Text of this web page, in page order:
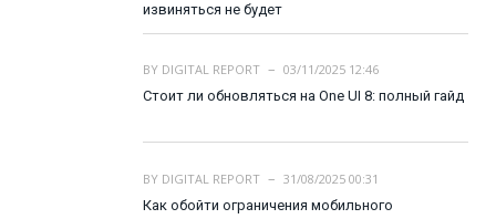
извиняться не будет
BY DIGITAL REPORT
03/11/2025 12:46
Стоит ли обновляться на One UI 8: полный гайд
BY DIGITAL REPORT
31/08/2025 00:31
Как обойти ограничения мобильного